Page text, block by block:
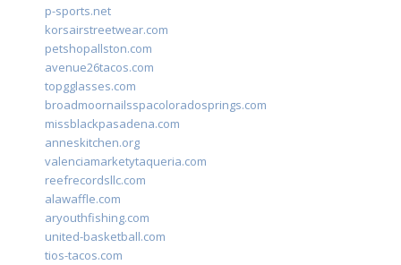
p-sports.net
korsairstreetwear.com
petshopallston.com
avenue26tacos.com
topgglasses.com
broadmoornailsspacoloradosprings.com
missblackpasadena.com
anneskitchen.org
valenciamarketytaqueria.com
reefrecordsllc.com
alawaffle.com
aryouthfishing.com
united-basketball.com
tios-tacos.com